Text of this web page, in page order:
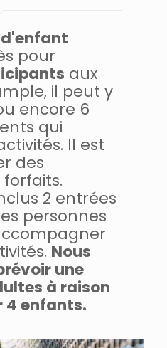
pour
aux
il peut y
encore 6
qui
Il est
des
2 entrées
personnes
Nous
une
à raison
4 enfants.